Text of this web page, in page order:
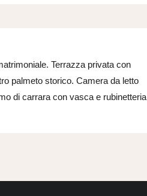
Terrazza privata con
palmeto storico. Camera da letto
di carrara con vasca e rubinetteria